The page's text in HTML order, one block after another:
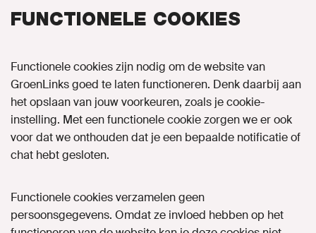
FUNCTIONELE COOKIES
Functionele cookies zijn nodig om de website van
GroenLinks goed te laten functioneren. Denk daarbij aan
het opslaan van jouw voorkeuren, zoals je cookie-
instelling. Met een functionele cookie zorgen we er ook
voor dat we onthouden dat je een bepaalde notificatie of
chat hebt gesloten.
Functionele cookies verzamelen geen
persoonsgegevens. Omdat ze invloed hebben op het